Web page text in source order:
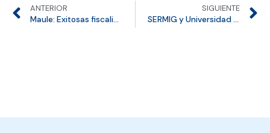
ANTERIOR
Maule: Exitosas fiscalizaciones a empresas de Talca y Curicó
SIGUIENTE
SERMIG y Universidad de Atacama fortalecen alianza de inclusión